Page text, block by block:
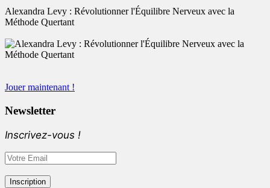
Alexandra Levy : Révolutionner l'Équilibre Nerveux avec la
Méthode Quertant
Jouer maintenant !
Newsletter
Inscrivez-vous !